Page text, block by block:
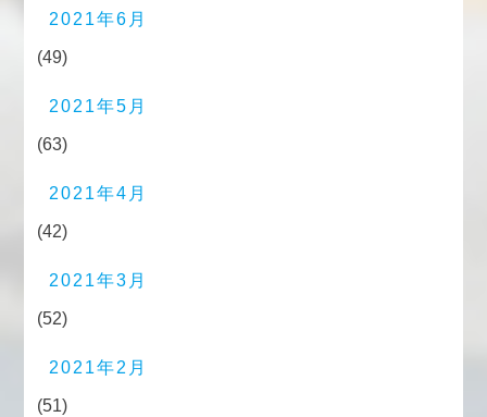
2021年6月
(49)
2021年5月
(63)
2021年4月
(42)
2021年3月
(52)
2021年2月
(51)